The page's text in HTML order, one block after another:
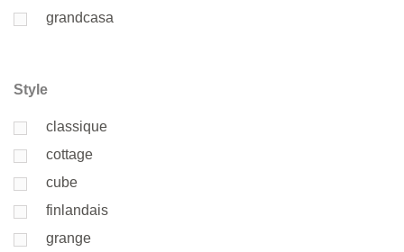
grandcasa
Style
classique
cottage
cube
finlandais
grange